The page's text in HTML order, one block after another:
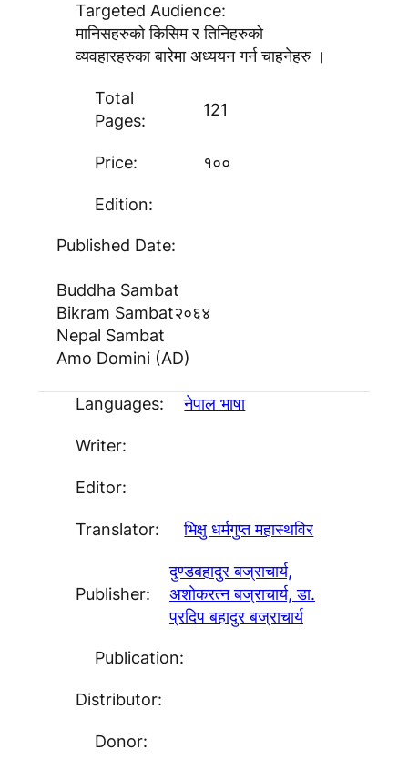
Targeted Audience:
मानिसहरुकाे किसिम र तिनिहरुकाे
व्यवहारहरुका बारेमा अध्ययन गर्न चाहनेहरु ।
Total
Pages:
121
Price: १००
Edition:
Published Date:
Buddha Sambat
Bikram Sambat२०६४
Nepal Sambat
Amo Domini (AD)
Languages: नेपाल भाषा
Writer:
Editor:
Translator: भिक्षु धर्मगुप्त महास्थविर
Publisher:
दुण्डबहादुर बज्राचार्य,
अशाेकरत्न बज्राचार्य, डा.
प्रदिप बहादुर बज्राचार्य
Publication:
Distributor:
Donor: